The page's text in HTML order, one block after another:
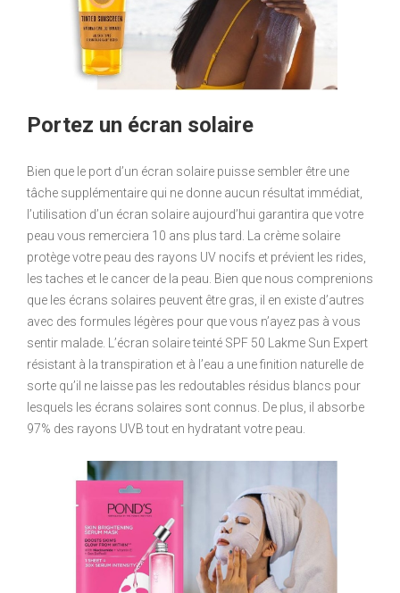
Portez un écran solaire
Bien que le port d’un écran solaire puisse sembler être une
tâche supplémentaire qui ne donne aucun résultat immédiat,
l’utilisation d’un écran solaire aujourd’hui garantira que votre
peau vous remerciera 10 ans plus tard. La crème solaire
protège votre peau des rayons UV nocifs et prévient les rides,
les taches et le cancer de la peau. Bien que nous comprenions
que les écrans solaires peuvent être gras, il en existe d’autres
avec des formules légères pour que vous n’ayez pas à vous
sentir malade. L’écran solaire teinté SPF 50 Lakme Sun Expert
résistant à la transpiration et à l’eau a une finition naturelle de
sorte qu’il ne laisse pas les redoutables résidus blancs pour
lesquels les écrans solaires sont connus. De plus, il absorbe
97% des rayons UVB tout en hydratant votre peau.